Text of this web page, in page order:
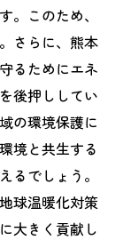
の特長
キュートの
のために
コキュー
ュート活用
このため、
さらに、熊本
るためにエネ
後押ししてい
の環境保護に
境と共生する
るでしょう。
球温暖化対策
大きく貢献し